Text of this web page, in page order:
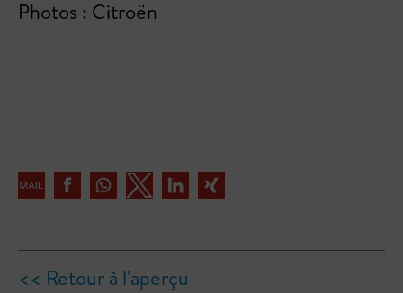
Photos : Citroën
<< Retour à l'aperçu